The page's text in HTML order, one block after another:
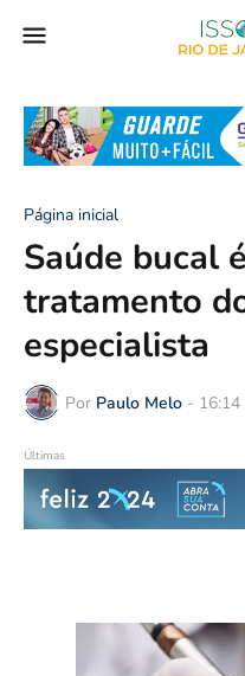
Página inicial
Saúde bucal
tratamento
especialista
Por Paulo Melo - 16:14
Últimas